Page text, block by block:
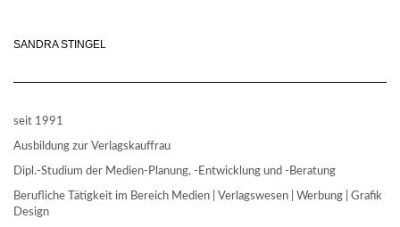
SANDRA STINGEL
seit 1991
Ausbildung zur Verlagskauffrau
Dipl.-Studium der Medien-Planung, -Entwicklung und -Beratung
Berufliche Tätigkeit im Bereich Medien | Verlagswesen | Werbung | Grafik
Design